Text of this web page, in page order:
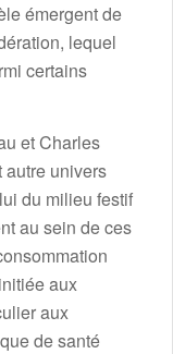
émergent de
lequel
certains
et Charles
autre univers
du milieu festif
au sein de ces
aux
aux
de santé